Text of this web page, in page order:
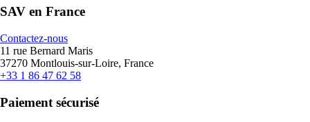
SAV en France
Contactez-nous
11 rue Bernard Maris
37270 Montlouis-sur-Loire, France
+33 1 86 47 62 58
Paiement sécurisé